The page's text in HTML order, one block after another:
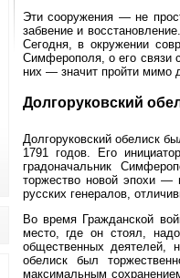
Эти сооружения — не
забвение и
Сегодня, в окружении
Симферополя, о его связи
них — значит пройти мимо
Долгоруковский
Долгоруковский обелиск
1791 годов. Его
градоначальник
торжество новой эпохи —
русских генералов,
Во время Гражданской
место, где он стоял,
общественных деятелей,
обелиск был
максимальным